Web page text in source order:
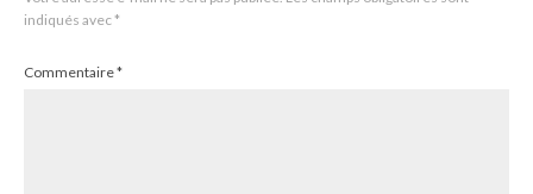
indiqués avec*
Commentaire*